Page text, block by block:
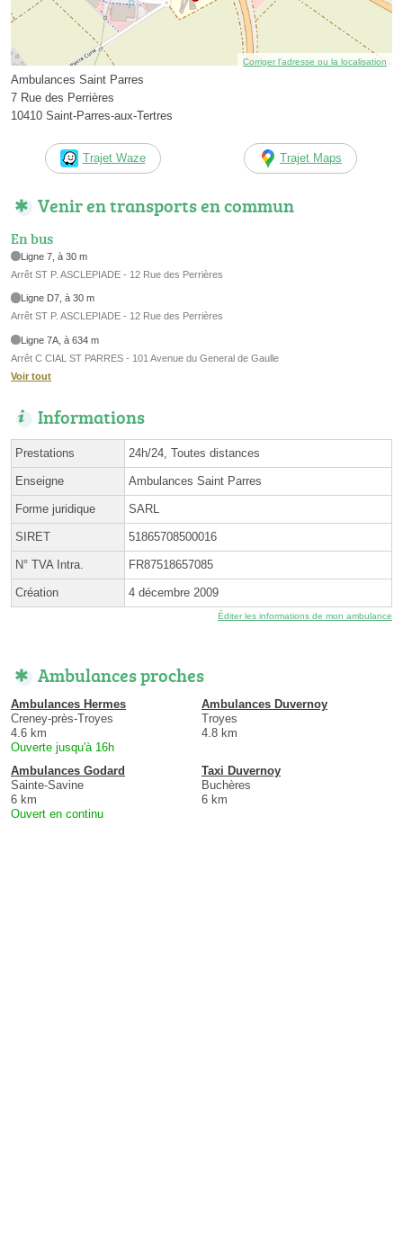
Corriger l’adresse ou la localisation
Ambulances Saint Parres
7 Rue des Perrières
10410 Saint-Parres-aux-Tertres
Trajet Waze Trajet Maps
Venir en transports en commun
En bus
Ligne 7, à 30 m
Arrêt ST P. ASCLEPIADE - 12 Rue des Perrières
Ligne D7, à 30 m
Arrêt ST P. ASCLEPIADE - 12 Rue des Perrières
Ligne 7A, à 634 m
Arrêt C CIAL ST PARRES - 101 Avenue du General de Gaulle
Voir tout
Informations
Prestations 24h/24, Toutes distances
Enseigne Ambulances Saint Parres
Forme juridique SARL
SIRET 51865708500016
N° TVA Intra. FR87518657085
Création 4 décembre 2009
Éditer les informations de mon ambulance
Ambulances proches
Ambulances Hermes
Creney-près-Troyes
4.6 km
Ouverte jusqu'à 16h
Ambulances Duvernoy
Troyes
4.8 km
Ambulances Godard
Sainte-Savine
6 km
Ouvert en continu
Taxi Duvernoy
Buchères
6 km